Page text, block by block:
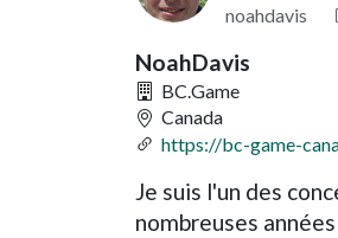
noahdavis
NoahDavis
BC.Game
Canada
https://bc-game-
Je suis l'un des
nombreuses